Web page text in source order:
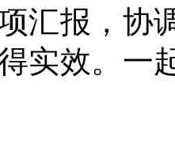
汇报，协
实效。一